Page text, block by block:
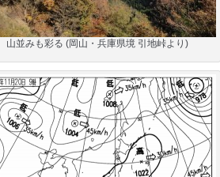
山並みも彩る (岡山・兵庫県境 引地峠より)